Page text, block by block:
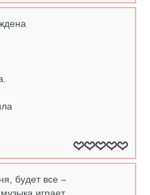
будет все –